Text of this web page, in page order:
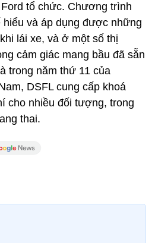
tổ chức. Chương trình
hiểu và áp dụng được những
lái xe, và ở một số thị
cảm giác mang bầu đã sẵn
trong năm thứ 11 của
DSFL cung cấp khoá
cho nhiều đối tượng, trong
thai.